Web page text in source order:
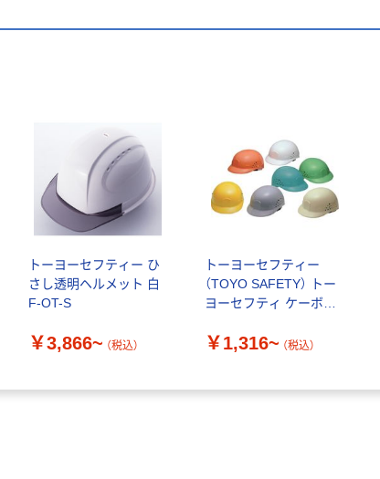
トーヨーセフティー ひ
さし透明ヘルメット 白
F-OT-S
￥3,866~ （税込）
トーヨーセフティー
（TOYO SAFETY） トー
ヨーセフティ ケーボー
￥1,316~ （税込）